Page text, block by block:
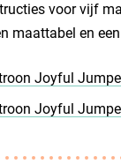
voor vijf
maattabel en
Joyful
Joyful